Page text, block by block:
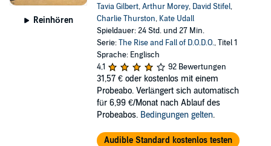
Reinhören
Tavia Gilbert,Arthur Morey, David Stifel,
Charlie Thurston, Kate Udall
Spieldauer: 24 Std. und 27 Min.
Serie:The Rise and Fall of D.O.D.O., Titel 1
Sprache: Englisch
4,1
92 Bewertungen
31,57 € oder kostenlos mit einem
Probeabo. Verlängert sich automatisch
für 6,99 €/Monat nach Ablauf des
Probeabos. Bedingungen gelten.
Audible Standard kostenlos testen